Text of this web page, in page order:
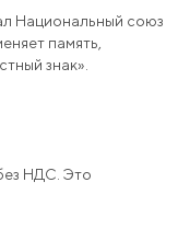
Национальный союз
память,
знак».
НДС. Это